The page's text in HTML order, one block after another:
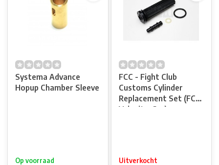
Systema Advance
Hopup Chamber Sleeve
Op voorraad
FCC - Fight Club
Customs Cylinder
Replacement Set (FCC,
Velocity, Sys)
Uitverkocht